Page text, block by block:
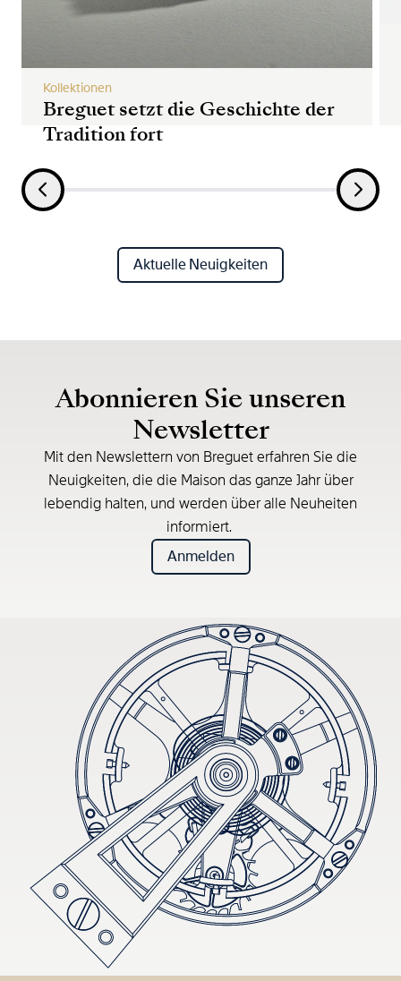
Breguet setzt die Geschichte der
Tradition fort
Kollektionen
Aktuelle Neuigkeiten
Abonnieren Sie unseren
Newsletter
Mit den Newslettern von Breguet erfahren Sie die
Neuigkeiten, die die Maison das ganze Jahr über
lebendig halten, und werden über alle Neuheiten
informiert.
Anmelden